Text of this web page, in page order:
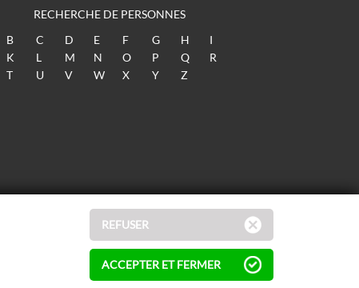
RECHERCHE DE PERSONNES
B C D E F G H
I
K L M N O P Q
R
T U V W X Y Z
REFUSER
ACCEPTER ET FERMER